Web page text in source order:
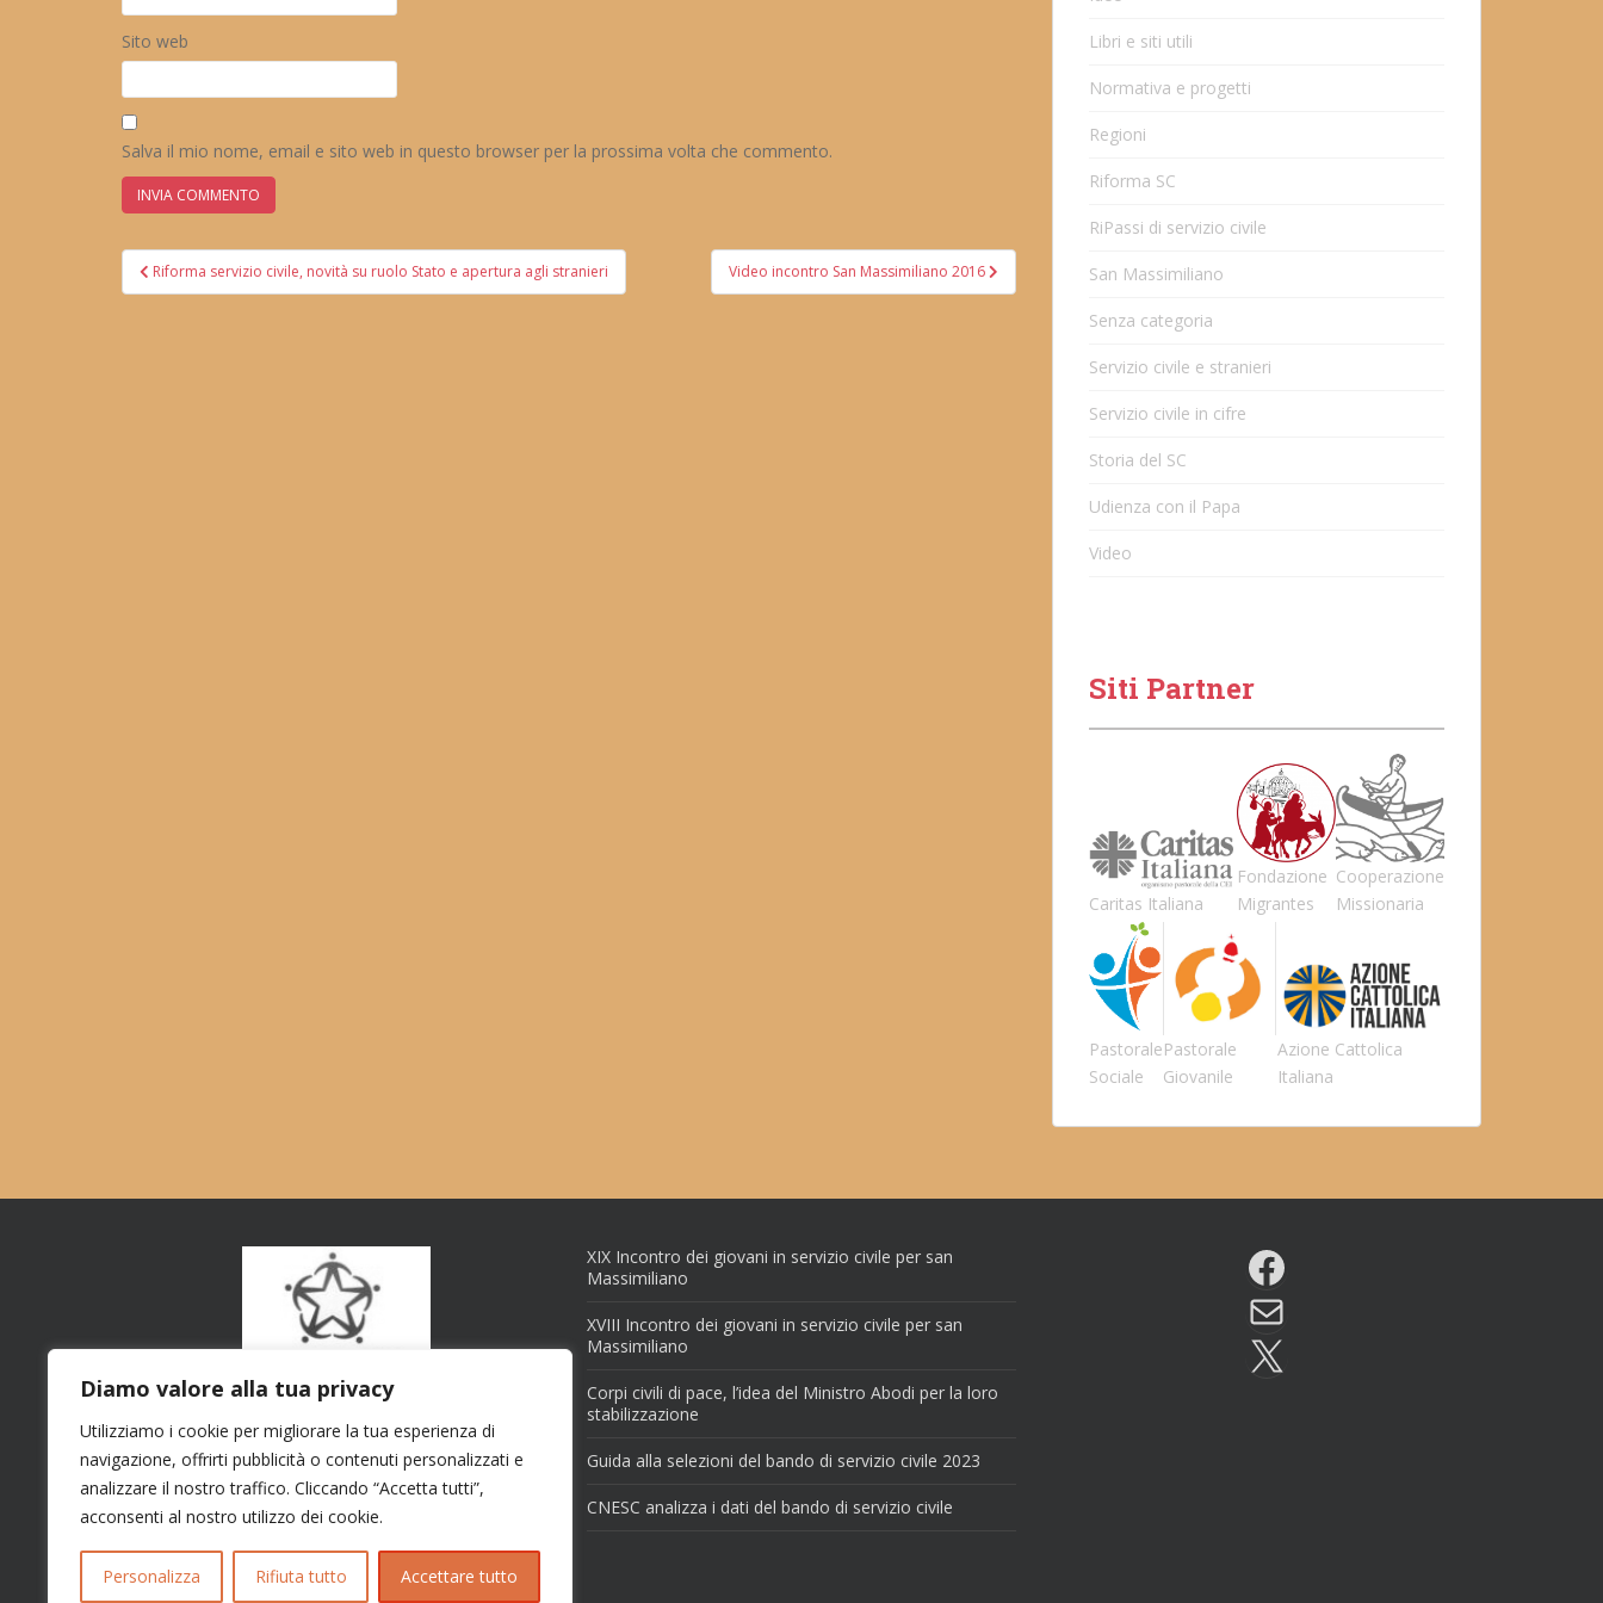
Diamo valore alla tua privacy
Utilizziamo i cookie per migliorare la tua esperienza di
navigazione, offrirti pubblicità o contenuti personalizzati e
analizzare il nostro traffico. Cliccando “Accetta tutti”,
acconsenti al nostro utilizzo dei cookie.
Personalizza Rifiuta tutto Accettare tutto
Sito web
Salva il mio nome, email e sito web in questo browser per la prossima volta che commento.
Navigazione
articoli
Riforma servizio civile, novità su ruolo Stato e apertura agli stranieri Video incontro San Massimiliano 2016
Libri e siti utili
Normativa e progetti
Regioni
Riforma SC
RiPassi di servizio civile
San Massimiliano
Senza categoria
Servizio civile e stranieri
Servizio civile in cifre
Storia del SC
Udienza con il Papa
Video
Siti Partner
Caritas Italiana
Fondazione
Migrantes
Cooperazione
Missionaria
Pastorale
Sociale
Pastorale
Giovanile
Azione Cattolica
Italiana
XIX Incontro dei giovani in servizio civile per san
Massimiliano
XVIII Incontro dei giovani in servizio civile per san
Massimiliano
Corpi civili di pace, l’idea del Ministro Abodi per la loro
stabilizzazione
Guida alla selezioni del bando di servizio civile 2023
CNESC analizza i dati del bando di servizio civile
Facebook
Email
X